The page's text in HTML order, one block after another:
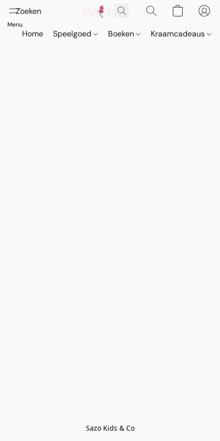
Home Speelgoed Boeken Kraamcadeaus
Sazo Kids & Co